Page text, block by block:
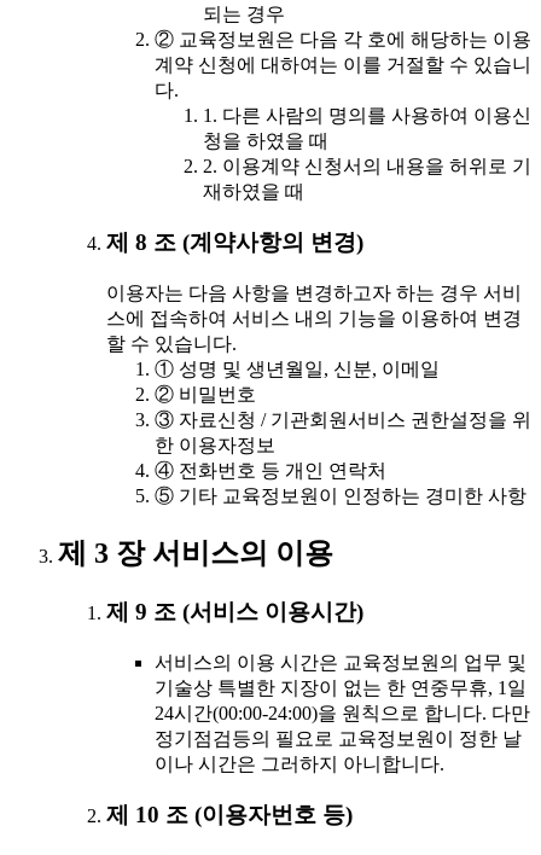
되는 경우
② 교육정보원은 다음 각 호에 해당하는 이용
계약 신청에 대하여는 이를 거절할 수 있습니
다.
1. 다른 사람의 명의를 사용하여 이용신
청을 하였을 때
2. 이용계약 신청서의 내용을 허위로 기
재하였을 때
제 8 조 (계약사항의 변경)
이용자는 다음 사항을 변경하고자 하는 경우 서비
스에 접속하여 서비스 내의 기능을 이용하여 변경
할 수 있습니다.
① 성명 및 생년월일, 신분, 이메일
② 비밀번호
③ 자료신청 / 기관회원서비스 권한설정을 위
한 이용자정보
④ 전화번호 등 개인 연락처
⑤ 기타 교육정보원이 인정하는 경미한 사항
제 3 장 서비스의 이용
제 9 조 (서비스 이용시간)
서비스의 이용 시간은 교육정보원의 업무 및
기술상 특별한 지장이 없는 한 연중무휴, 1일
24시간(00:00-24:00)을 원칙으로 합니다. 다만
정기점검등의 필요로 교육정보원이 정한 날
이나 시간은 그러하지 아니합니다.
제 10 조 (이용자번호 등)